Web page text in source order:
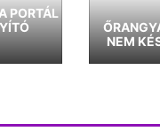
PORTÁL
NEM